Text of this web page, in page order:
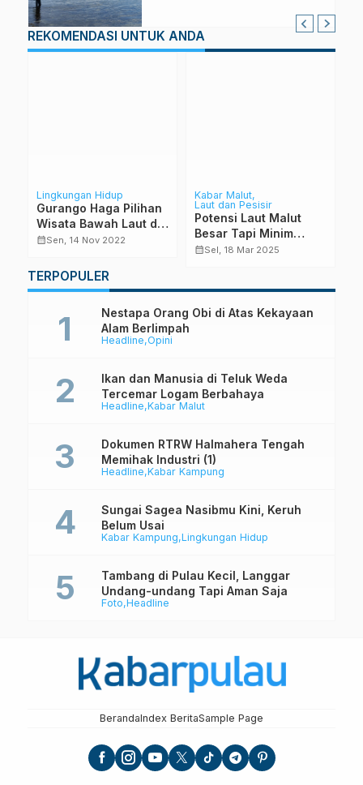
REKOMENDASI UNTUK ANDA
Lingkungan Hidup
Gurango Haga Pilihan
Wisata Bawah Laut di
Sail Tidore 2022
calendar_monthSen, 14 Nov 2022
Kabar Malut
Laut dan Pesisir
Potensi Laut Malut
Besar Tapi Minim
Perhatian
calendar_monthSel, 18 Mar 2025
TERPOPULER
Headline Opini
Nestapa Orang Obi di Atas Kekayaan
Alam Berlimpah
Headline Kabar Malut
Ikan dan Manusia di Teluk Weda
Tercemar Logam Berbahaya
Headline Kabar Kampung
Dokumen RTRW Halmahera Tengah
Memihak Industri (1)
Kabar Kampung Lingkungan Hidup
Sungai Sagea Nasibmu Kini, Keruh
Belum Usai
Foto Headline
Tambang di Pulau Kecil, Langgar
Undang-undang Tapi Aman Saja
BerandaIndex BeritaSample Page